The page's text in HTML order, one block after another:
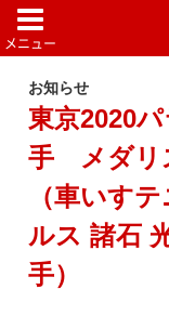
お知らせ
東京2020
手 メダリ
（車いす
ルス 諸石
手）